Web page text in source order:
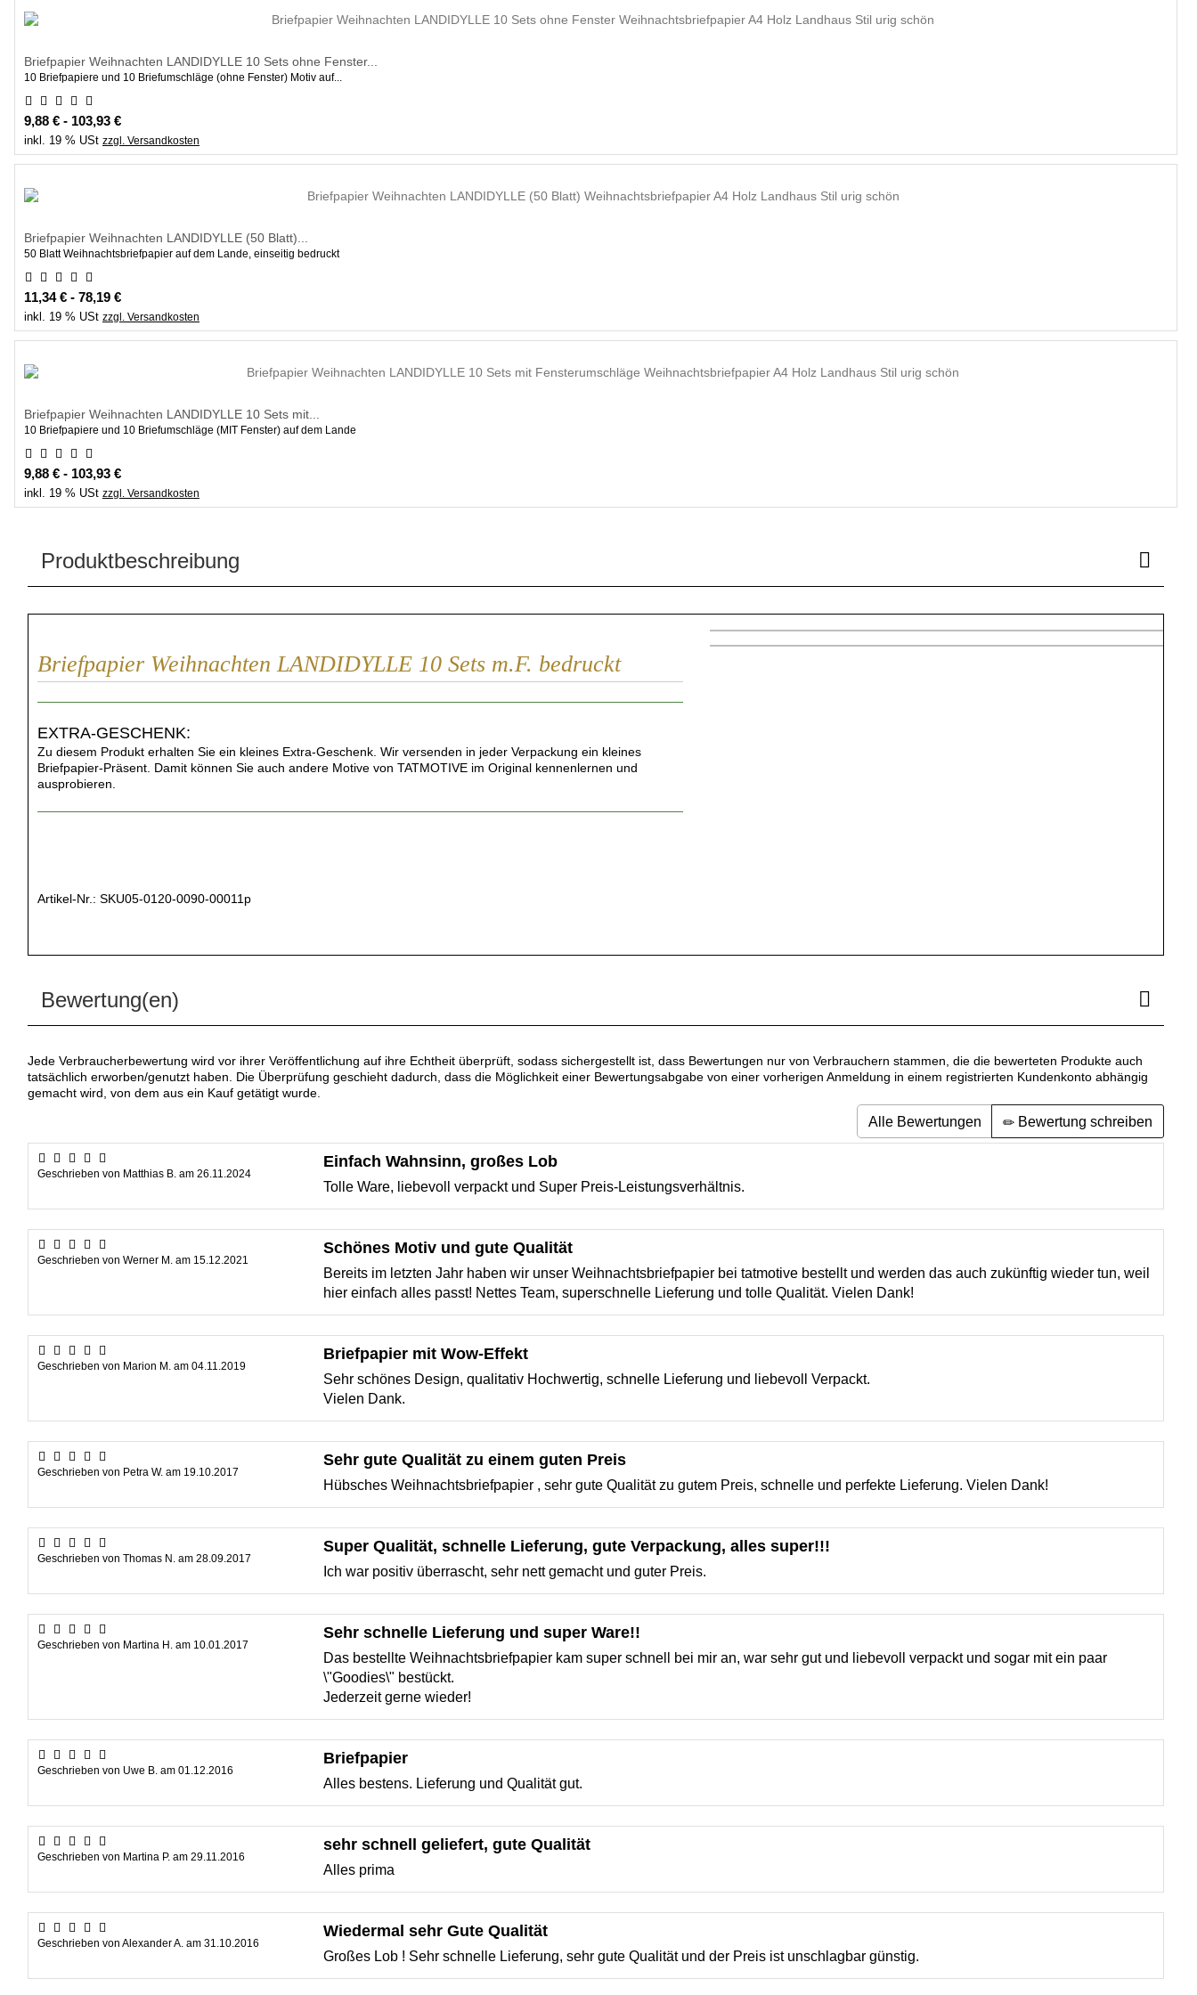
Briefpapier Weihnachten LANDIDYLLE 10 Sets ohne Fenster...
10 Briefpapiere und 10 Briefumschläge (ohne Fenster) Motiv auf...
9,88 € - 103,93 €
inkl. 19 % USt zzgl. Versandkosten
Briefpapier Weihnachten LANDIDYLLE (50 Blatt)...
50 Blatt Weihnachtsbriefpapier auf dem Lande, einseitig bedruckt
11,34 € - 78,19 €
inkl. 19 % USt zzgl. Versandkosten
Briefpapier Weihnachten LANDIDYLLE 10 Sets mit...
10 Briefpapiere und 10 Briefumschläge (MIT Fenster) auf dem Lande
9,88 € - 103,93 €
inkl. 19 % USt zzgl. Versandkosten
Produktbeschreibung
Briefpapier Weihnachten LANDIDYLLE 10 Sets m.F. bedruckt
EXTRA-GESCHENK:
Zu diesem Produkt erhalten Sie ein kleines Extra-Geschenk. Wir versenden in jeder Verpackung ein kleines
Briefpapier-Präsent. Damit können Sie auch andere Motive von TATMOTIVE im Original kennenlernen und
ausprobieren.
Artikel-Nr.: SKU05-0120-0090-00011p
Bewertung(en)
Jede Verbraucherbewertung wird vor ihrer Veröffentlichung auf ihre Echtheit überprüft, sodass sichergestellt ist, dass Bewertungen nur von Verbrauchern stammen, die die bewerteten Produkte auch
tatsächlich erworben/genutzt haben. Die Überprüfung geschieht dadurch, dass die Möglichkeit einer Bewertungsabgabe von einer vorherigen Anmeldung in einem registrierten Kundenkonto abhängig
gemacht wird, von dem aus ein Kauf getätigt wurde.
Alle Bewertungen Bewertung schreiben
Geschrieben von Matthias B. am 26.11.2024
Einfach Wahnsinn, großes Lob
Tolle Ware, liebevoll verpackt und Super Preis-Leistungsverhältnis.
Geschrieben von Werner M. am 15.12.2021
Schönes Motiv und gute Qualität
Bereits im letzten Jahr haben wir unser Weihnachtsbriefpapier bei tatmotive bestellt und werden das auch zukünftig wieder tun, weil
hier einfach alles passt! Nettes Team, superschnelle Lieferung und tolle Qualität. Vielen Dank!
Geschrieben von Marion M. am 04.11.2019
Briefpapier mit Wow-Effekt
Sehr schönes Design, qualitativ Hochwertig, schnelle Lieferung und liebevoll Verpackt.
Vielen Dank.
Geschrieben von Petra W. am 19.10.2017
Sehr gute Qualität zu einem guten Preis
Hübsches Weihnachtsbriefpapier , sehr gute Qualität zu gutem Preis, schnelle und perfekte Lieferung. Vielen Dank!
Geschrieben von Thomas N. am 28.09.2017
Super Qualität, schnelle Lieferung, gute Verpackung, alles super!!!
Ich war positiv überrascht, sehr nett gemacht und guter Preis.
Geschrieben von Martina H. am 10.01.2017
Sehr schnelle Lieferung und super Ware!!
Das bestellte Weihnachtsbriefpapier kam super schnell bei mir an, war sehr gut und liebevoll verpackt und sogar mit ein paar
\"Goodies\" bestückt.
Jederzeit gerne wieder!
Geschrieben von Uwe B. am 01.12.2016
Briefpapier
Alles bestens. Lieferung und Qualität gut.
Geschrieben von Martina P. am 29.11.2016
sehr schnell geliefert, gute Qualität
Alles prima
Geschrieben von Alexander A. am 31.10.2016
Wiedermal sehr Gute Qualität
Großes Lob ! Sehr schnelle Lieferung, sehr gute Qualität und der Preis ist unschlagbar günstig.